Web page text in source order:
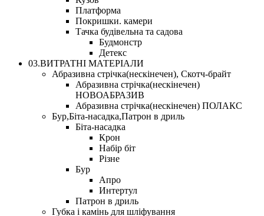
Платформа
Покришки. камери
Тачка будівельна та садова
Будмонстр
Детекс
03.ВИТРАТНІ МАТЕРІАЛИ
Абразивна стрічка(нескінечен), Скотч-брайт
Абразивна стрічка(нескінечен)
НОВОАБРАЗИВ
Абразивна стрічка(нескінечен) ПОЛАКС
Бур,Біта-насадка,Патрон в дриль
Біта-насадка
Крон
Набір біт
Різне
Бур
Апро
Интертул
Патрон в дриль
Губка і камінь для шліфування